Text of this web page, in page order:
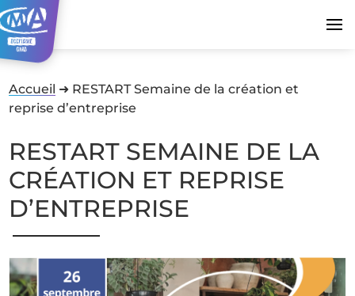
Accueil ➜ RESTART Semaine de la création et
reprise d’entreprise
RESTART SEMAINE DE LA
CRÉATION ET REPRISE
D’ENTREPRISE